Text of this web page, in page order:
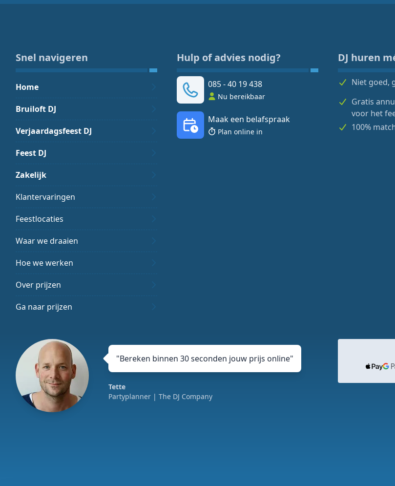
Snel navigeren
Home
Bruiloft DJ
Verjaardagsfeest DJ
Feest DJ
Zakelijk
Klantervaringen
Feestlocaties
Waar we draaien
Hoe we werken
Over prijzen
Ga naar prijzen
Hulp of advies nodig?
085 - 40 19 438
Nu bereikbaar
Maak een belafspraak
Plan online in
DJ huren
Niet goed,
Gratis
voor het
100%
"Bereken binnen 30 seconden jouw prijs online"
Tette
Partyplanner | The DJ Company